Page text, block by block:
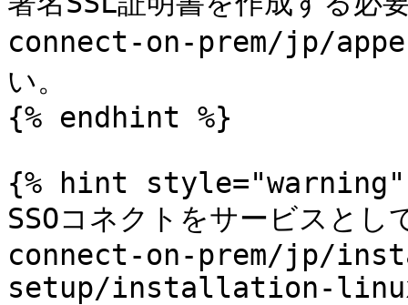
connect-on-prem/jp/
い。
{% endhint %}
{% hint style="warning"
SSOコネクトをサービスと
connect-on-prem/jp/
setup/installation-